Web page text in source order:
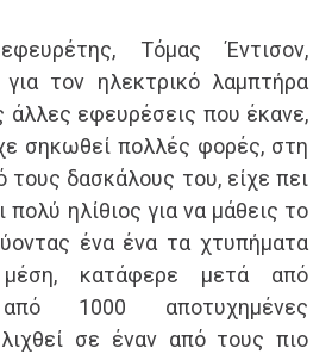
Τόμας Έντισον,
τον ηλεκτρικό λαμπτήρα
άλλες εφευρέσεις που έκανε,
σηκωθεί πολλές φορές, στη
δασκάλους του, είχε πει
πολύ ηλίθιος για να μάθεις το
ένα ένα τα χτυπήματα
κατάφερε μετά από
από 1000 αποτυχημένες
σε έναν από τους πιο